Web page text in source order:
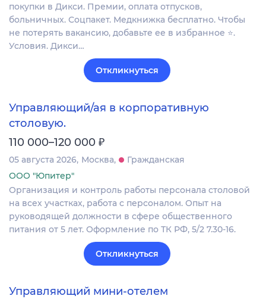
покупки в Дикси. Премии, оплата отпусков,
больничных. Соцпакет. Медкнижка бесплатно. Чтобы
не потерять вакансию, добавьте ее в избранное ⭐.
Условия. Дикси…
Откликнуться
Управляющий/ая в корпоративную
столовую.
110 000–120 000 ₽
05 августа 2026 Москва
Гражданская
ООО "Юпитер"
Организация и контроль работы персонала столовой
на всех участках, работа с персоналом. Опыт на
руководящей должности в сфере общественного
питания от 5 лет. Оформление по ТК РФ, 5/2 7.30-16.
Откликнуться
Управляющий мини-отелем